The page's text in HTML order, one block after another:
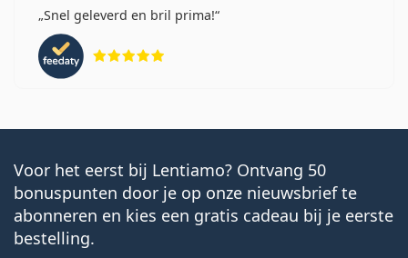
Snel geleverd en bril prima!
Voor het eerst bij Lentiamo? Ontvang 50
bonuspunten door je op onze nieuwsbrief te
abonneren en kies een gratis cadeau bij je eerste
bestelling.